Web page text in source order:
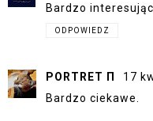
Bardzo
ODPOWIEDZ
PORTRET Π
17
Bardzo ciekawe.